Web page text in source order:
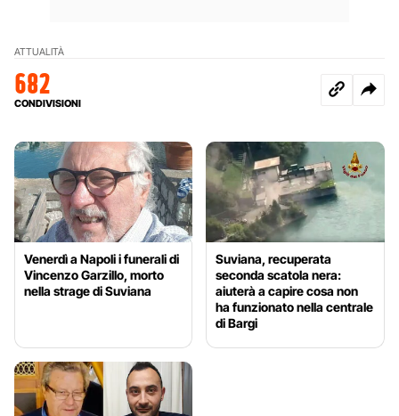
ATTUALITÀ
682
CONDIVISIONI
Venerdì a Napoli i funerali di
Vincenzo Garzillo, morto
nella strage di Suviana
Suviana, recuperata
seconda scatola nera:
aiuterà a capire cosa non
ha funzionato nella centrale
di Bargi